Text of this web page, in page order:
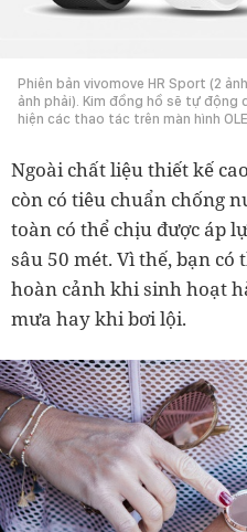
Phiên bản vivomove HR Sport (2
ảnh phải). Kim đồng hồ sẽ tự động
hiện các thao tác trên màn hình
Ngoài chất liệu thiết kế
còn có tiêu chuẩn chống
toàn có thể chịu được áp
sâu 50 mét. Vì thế, bạn có
hoàn cảnh khi sinh hoạt
mưa hay khi bơi lội.